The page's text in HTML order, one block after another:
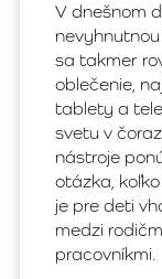
V dnešnom
sa takmer
oblečenie,
tablety a
svetu v
nástroje
otázka,
je pre deti
medzi
pracovníkmi.